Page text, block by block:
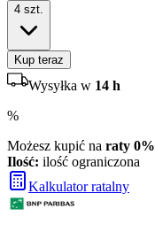
4 szt.
Kup teraz
Wysyłka w 14 h
%
Możesz kupić na raty 0%
Ilość: ilość ograniczona
Kalkulator ratalny